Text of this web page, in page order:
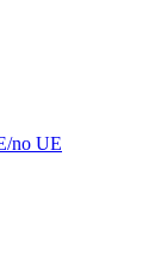
no UE